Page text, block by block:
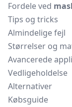
Fordele ved
Tips og tricks
Almindelige fejl
Størrelser og
Avancerede
Vedligeholdelse
Alternativer
Købsguide